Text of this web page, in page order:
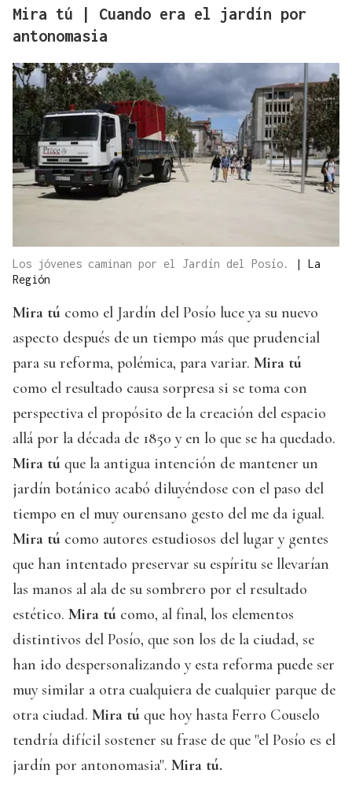
Mira tú | Cuando era el jardín por
antonomasia
Los jóvenes caminan por el Jardín del Posío. | La
Región
Mira tú como el Jardín del Posío luce ya su nuevo
aspecto después de un tiempo más que prudencial
para su reforma, polémica, para variar. Mira tú
como el resultado causa sorpresa si se toma con
perspectiva el propósito de la creación del espacio
allá por la década de 1850 y en lo que se ha quedado.
Mira tú que la antigua intención de mantener un
jardín botánico acabó diluyéndose con el paso del
tiempo en el muy ourensano gesto del me da igual.
Mira tú como autores estudiosos del lugar y gentes
que han intentado preservar su espíritu se llevarían
las manos al ala de su sombrero por el resultado
estético. Mira tú como, al final, los elementos
distintivos del Posío, que son los de la ciudad, se
han ido despersonalizando y esta reforma puede ser
muy similar a otra cualquiera de cualquier parque de
otra ciudad. Mira tú que hoy hasta Ferro Couselo
tendría difícil sostener su frase de que "el Posío es el
jardín por antonomasia". Mira tú.